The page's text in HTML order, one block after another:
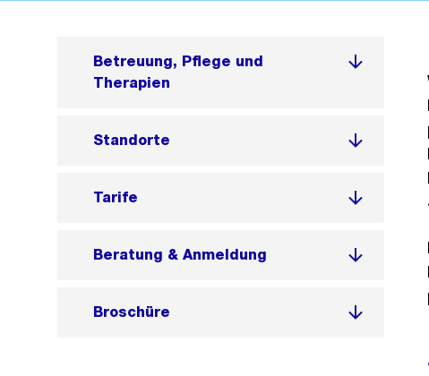
Betreuung, Pflege und
Therapien
Standorte
Tarife
Beratung & Anmeldung
Broschüre